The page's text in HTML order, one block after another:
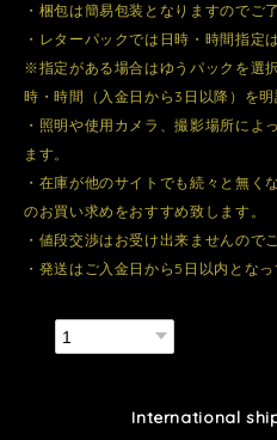
・梱包は簡易包装となりますのでご
・レターパックでは日時・時間指定
※指定がある場合はゆうパックを選
時・時間（入金日から3日以降）を明
・照明や使用カメラ、撮影場所によ
ます。
・在庫が他のサイトでも続々と無く
のお買い求めをおすすめ致します。
・値段交渉はお受け出来ませんので
・発送はご入金日から5日以内となっ
International